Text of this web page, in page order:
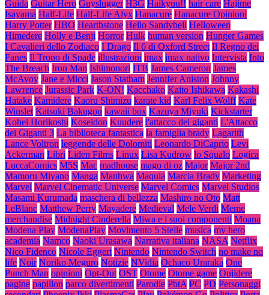
Guida Guitar Hero Guyslugger H3G Haikyuu!! hair care Hajime
Isayama Half-Life Half-Life Alyx Hanacure Hanacure Opinioni
Harry Potter HBO Hearthstone Hello Sandybell Helloween
Himedere Holly e Benji Horror Hulk human version Hunger Games
I Cavalieri dello Zodiaco I Drago Il 6 di Oxford Street Il Regno dei
Fanes Il Trono di Spade illustrazioni imax imax nativo Intervista Into
The Breach Iron Man Ishimonori ITB James Cameron James
McAvoy Jane e Micci Jason Statham Jennifer Aniston Johnny
Lawrence Jurassic Park K-ON! Kacchako Kaito Ishikawa Kakashi
Hatake Kamidere Kaoru Shimizu karate kid Karl Felix Wolff Kate
Winslet Katsuki Bakugou kawaii box Kazuya Miyuki Kickstarter
Kohei Horikoshi Koseidon Kuudere l'attacco dei giganti L'Attacco
dei Giganti 3 La biblioteca fantastica la famiglia brady Lagarith
Lance Voltron leggende delle Dolomiti Leonardo DiCaprio Levi
Ackerman Libri Liden Films Linux Lisa Kudrow lo Squalo Logica
LuccaComics M5S Mac madhouse mago di oz Major Major 2nd
Mamoru Miyano Manga Manhwa Maquia Marcia Brady Marketing
Marvel Marvel Cinematic Universe Marvel Comics Marvel Studios
Masami Kurumada maschera di bellezza Mashiro no Oto Matt
LeBlanc Matthew Perry Mayadere Medieval Mele Verdi Meme
merchandise Midnight Cinderella Miwa e i suoi componenti Moana
Modena Play ModenaPlay Movimento 5 Stelle musica my hero
academia Namco Naoki Urasawa Narrativa italiana NASA Netflix
Nico Fidenco Nicole Eggert Nintendo Nintendo Switch no make no
life Noir Noriko Meguro Notizie NVidia Ochaco Uraraka One
Punch Man opinioni Opt-Out OST Otome Otome game Oujidere
pagine papillon parco divertimenti Parodie PbtA PC PD Personaggi